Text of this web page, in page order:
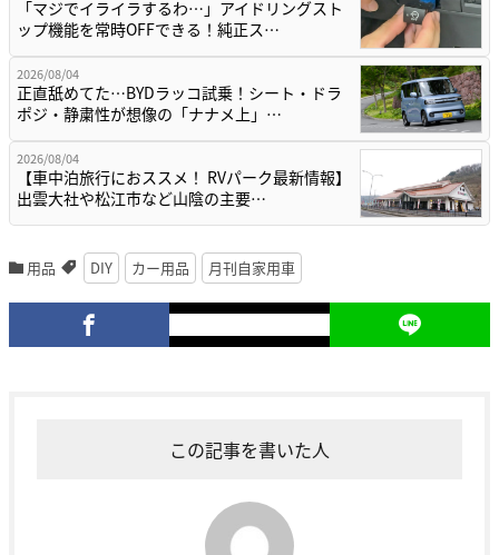
「マジでイライラするわ…」アイドリングスト
ップ機能を常時OFFできる！純正ス…
2026/08/04
正直舐めてた…BYDラッコ試乗！シート・ドラ
ポジ・静粛性が想像の「ナナメ上」…
2026/08/04
【車中泊旅行におススメ！ RVパーク最新情報】
出雲大社や松江市など山陰の主要…
用品 DIY カー用品 月刊自家用車
この記事を書いた人